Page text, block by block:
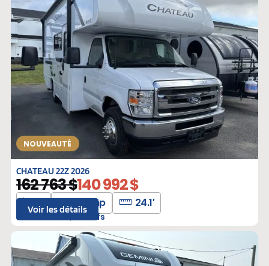
NOUVEAUTÉ
CHATEAU 22Z 2026
162 763 $140 992 $
6 325 hp 24.1′
T-D08657 Neufs
Voir les détails